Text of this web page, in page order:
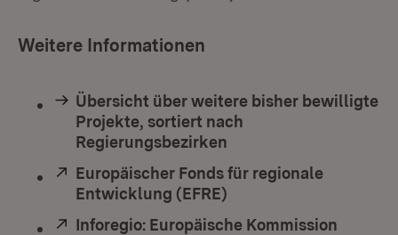
Weitere Informationen
Übersicht über weitere bisher bewilligte
Projekte, sortiert nach
Regierungsbezirken
Extern:
Europäischer Fonds für regionale
Entwicklung (EFRE)
Extern:
Inforegio: Europäische Kommission